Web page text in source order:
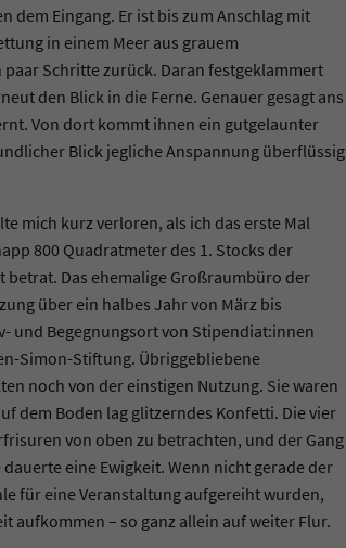
dem Eingang. Er ist bis zum Anschlag mit
in einem Meer aus grauem
Schritte zurück. Daran festgeklammert
den Blick in die Ferne. Genauer gesagt ans
Von dort kommt ihnen ein gutgelaunter
Blick jegliche Anspannung überflüssig
mich kurz verloren, als ich das erste Mal
800 Quadratmeter des 1. Stocks der
betrat. Das ehemalige Großraumbüro der
über ein halbes Jahr von März bis
und Begegnungsort von Stipendiat:innen
Simon-Stiftung. Übriggebliebene
noch von der einstigen Nutzung. Sie waren
dem Boden lag glitzerndes Konfetti. Die vier
von oben zu betrachten, und der Gang
eine Ewigkeit. Wenn nicht gerade der
für eine Veranstaltung aufgereiht wurden,
aufkommen – so ganz allein auf weiter Flur.